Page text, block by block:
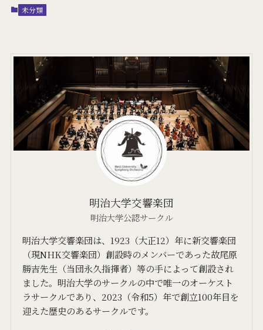
未分類
明治大学交響楽団
明治大学公認サークル
明治大学交響楽団は、1923（大正12）年に新交響楽団
（現NHK交響楽団）創設時のメンバーであった故尾原
勝吉先生（当団永久指揮者）等の手によって創設され
ました。明治大学のサークルの中で唯一のオーケスト
ラサークルであり、2023（令和5）年で創立100年目を
迎えた歴史のあるサークルです。